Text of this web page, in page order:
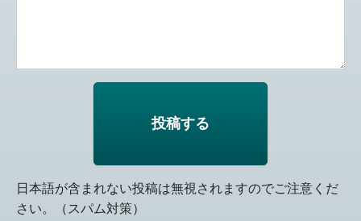
日本語が含まれない投稿は無視されますのでご注意くだ
さい。（スパム対策）